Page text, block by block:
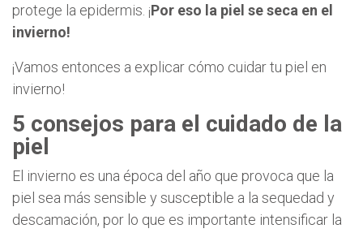
protege la epidermis. ¡Por eso la piel se seca en el
invierno!
¡Vamos entonces a explicar cómo cuidar tu piel en
invierno!
5 consejos para el cuidado de la
piel
El invierno es una época del año que provoca que la
piel sea más sensible y susceptible a la sequedad y
descamación, por lo que es importante intensificar la